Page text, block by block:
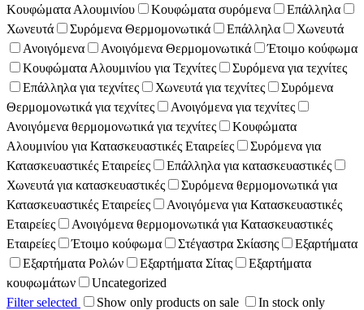
Κουφώματα Αλουμινίου
Κουφώματα συρόμενα
Επάλληλα
Χωνευτά
Συρόμενα Θερμομονωτικά Επάλληλα
Χωνευτά
Ανοιγόμενα
Ανοιγόμενα Θερμομονωτικά
Έτοιμο κούφωμα
Κουφώματα Αλουμινίου για Τεχνίτες
Συρόμενα για τεχνίτες
Επάλληλα για τεχνίτες
Χωνευτά για τεχνίτες
Συρόμενα
Θερμομονωτικά για τεχνίτες
Ανοιγόμενα για τεχνίτες
Ανοιγόμενα θερμομονωτικά για τεχνίτες
Κουφώματα
Αλουμινίου για Κατασκευαστικές Εταιρείες
Συρόμενα για
Κατασκευαστικές Εταιρείες
Επάλληλα για κατασκευαστικές
Χωνευτά για κατασκευαστικές
Συρόμενα θερμομονωτικά για
Κατασκευαστικές Εταιρείες
Ανοιγόμενα για Κατασκευαστικές
Εταιρείες
Ανοιγόμενα θερμομονωτικά για Κατασκευαστικές
Εταιρείες
Έτοιμο κούφωμα Στέγαστρα Σκίασης
Εξαρτήματα
Εξαρτήματα Ρολών
Εξαρτήματα Σίτας
Εξαρτήματα
κουφωμάτων
Uncategorized
Filter selected
Show only products on sale In stock only